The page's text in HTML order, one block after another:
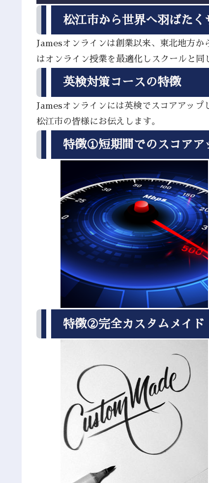
松江市から世界へ羽ばたく
Jamesオンラインは創業以来、東北地方
はオンライン授業を最適化しスクールと同
英検対策コースの特徴
Jamesオンラインには英検でスコアアッ
松江市の皆様にお伝えします。
特徴①短期間でのスコアア
特徴②完全カスタムメイド